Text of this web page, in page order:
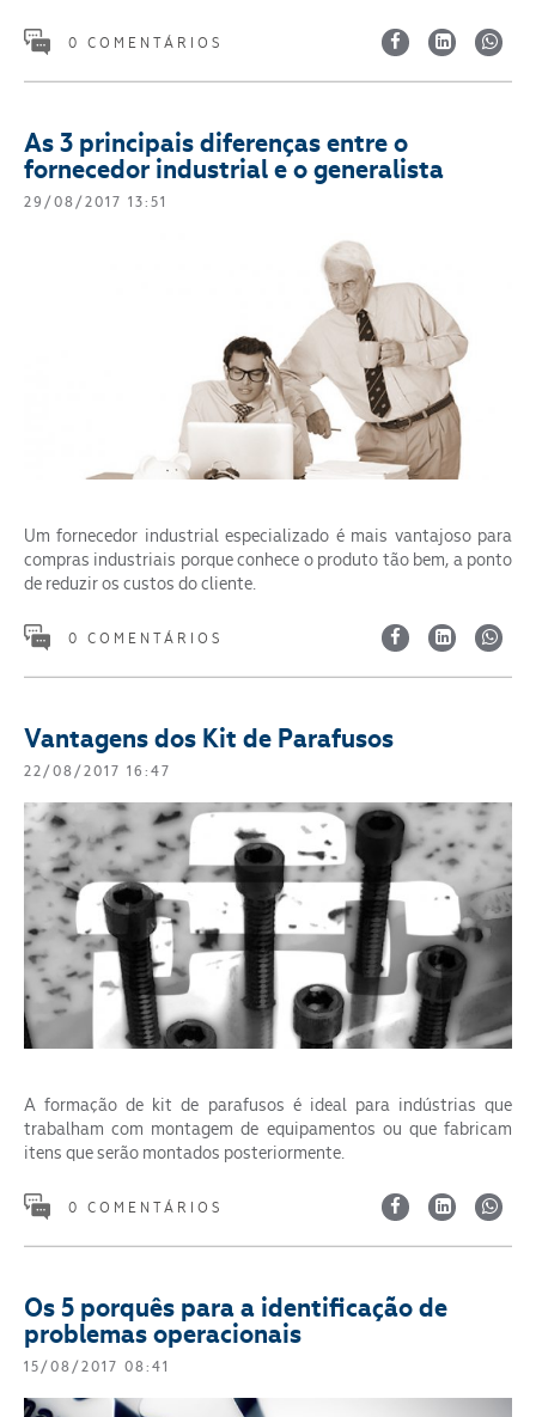
0 COMENTÁRIOS
As 3 principais diferenças entre o
fornecedor industrial e o generalista
29/08/2017 13:51
Um fornecedor industrial especializado é mais vantajoso para
compras industriais porque conhece o produto tão bem, a ponto
de reduzir os custos do cliente.
0 COMENTÁRIOS
Vantagens dos Kit de Parafusos
22/08/2017 16:47
A formação de kit de parafusos é ideal para indústrias que
trabalham com montagem de equipamentos ou que fabricam
itens que serão montados posteriormente.
0 COMENTÁRIOS
Os 5 porquês para a identificação de
problemas operacionais
15/08/2017 08:41